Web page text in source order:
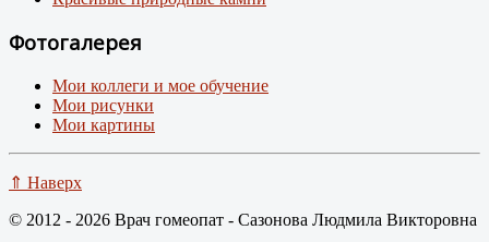
Фотогалерея
Мои коллеги и мое обучение
Мои рисунки
Мои картины
⇑ Наверх
© 2012 - 2026 Врач гомеопат - Сазонова Людмила Викторовна